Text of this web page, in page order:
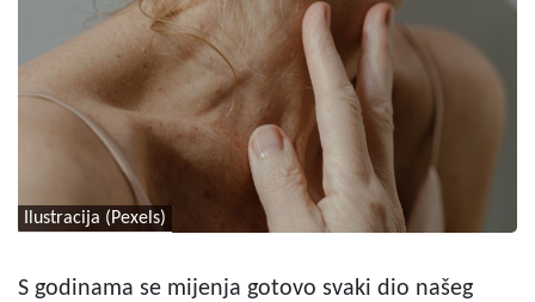
Ilustracija (Pexels)
S godinama se mijenja gotovo svaki dio našeg